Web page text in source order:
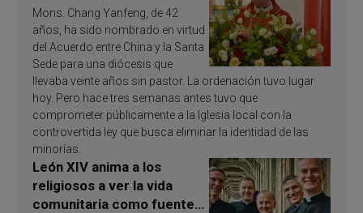
Mons. Chang Yanfeng, de 42
años, ha sido nombrado en virtud
del Acuerdo entre China y la Santa
Sede para una diócesis que
llevaba veinte años sin pastor. La ordenación tuvo lugar
hoy. Pero hace tres semanas antes tuvo que
comprometer públicamente a la Iglesia local con la
controvertida ley que busca eliminar la identidad de las
minorías.
León XIV anima a los
religiosos a ver la vida
comunitaria como fuente